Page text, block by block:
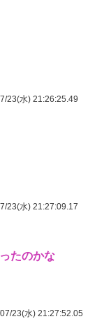
23(水) 21:26:25.49
23(水) 21:27:09.17
たのかな
23(水) 21:27:52.05